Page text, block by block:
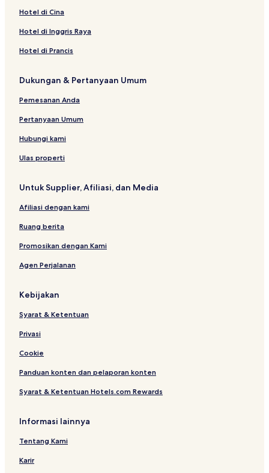
Hotel di Cina
Hotel di Inggris Raya
Hotel di Prancis
Dukungan & Pertanyaan Umum
Pemesanan Anda
Pertanyaan Umum
Hubungi kami
Ulas properti
Untuk Supplier, Afiliasi, dan Media
Afiliasi dengan kami
Ruang berita
Promosikan dengan Kami
Agen Perjalanan
Kebijakan
Syarat & Ketentuan
Privasi
Cookie
Panduan konten dan pelaporan konten
Syarat & Ketentuan Hotels.com Rewards
Informasi lainnya
Tentang Kami
Karir